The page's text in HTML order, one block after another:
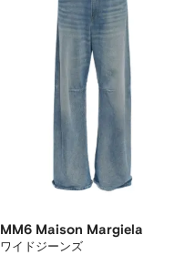
MM6 Maison Margiela
ワイドジーンズ